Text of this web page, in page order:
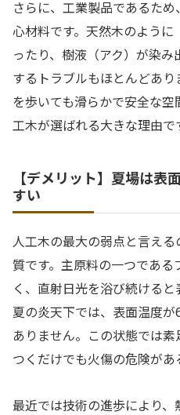
さらに、工業製品であるた
心材料です。天然木のよう
ったり、樹液（アク）が染
するトラブルもほとんどあ
を歩いても滑らかで安全な
工木が選ばれる大きな理由で
【デメリット】夏場は表
すい
人工木の最大の弱点と言え
質です。主原料の一つであ
く、直射日光を浴び続ける
夏の炎天下では、表面温度
ありません。この状態では
つくだけでも火傷の危険があ
最近では技術の進歩により